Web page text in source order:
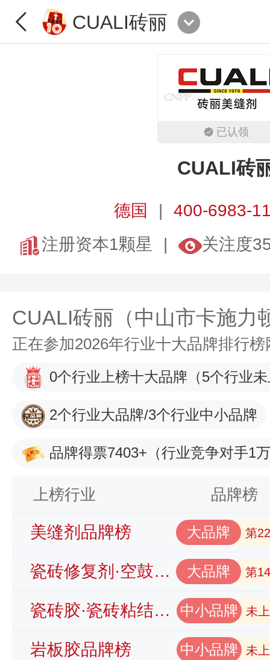
CUALI砖丽
已认领
CUALI砖
德国
400-6983-
注册资本1颗星
关注度
CUALI砖丽（中山市卡施力
正在参加2026年行业十大品牌排行
0个行业上榜十大品牌 （5个行业
2个行业大品牌/3个行业中小品牌
品牌得票7403+ （行业竞争对手1
上榜行业 品牌榜
美缝剂品牌榜 大品牌 第
瓷砖修复剂·空鼓胶品牌榜 大品牌 第
瓷砖胶·瓷砖粘结剂品牌榜 中小品牌 未
岩板胶品牌榜 中小品牌 未